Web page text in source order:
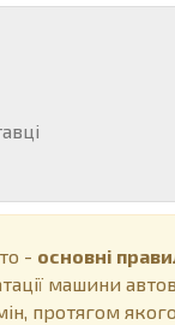
- основні
машини
протягом